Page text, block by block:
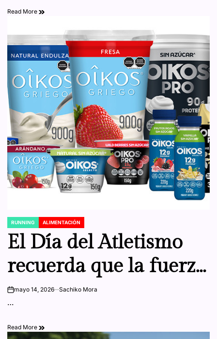
Read More
POSTED
IN
RUNNING ALIMENTACIÓN
El Día del Atletismo
recuerda que la fuerza
no solo se entrena,
onmayo 14, 2026 Sachiko Mora
…
Read More